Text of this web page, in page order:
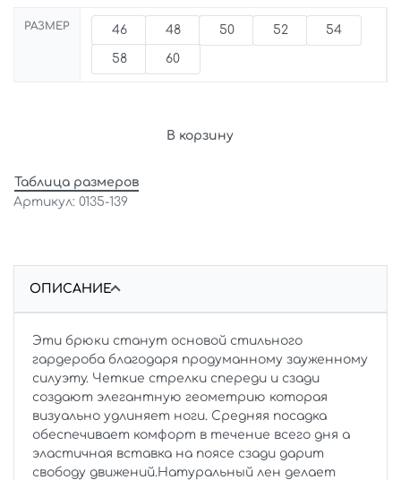
РАЗМЕР 46 48 50 52 54
58 60
В корзину
Таблица размеров
0135-139
ОПИСАНИЕ
Эти брюки станут основой стильного
гардероба благодаря продуманному зауженному
силуэту. Четкие стрелки спереди и сзади
создают элегантную геометрию которая
визуально удлиняет ноги. Средняя посадка
обеспечивает комфорт в течение всего дня а
эластичная вставка на поясе сзади дарит
свободу движений.Натуральный лен делает